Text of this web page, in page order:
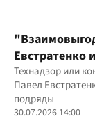
юрисдикций
Евстратенко
бюджетным
Технадзор или
Павел
подряды
30.07.2026 14:00